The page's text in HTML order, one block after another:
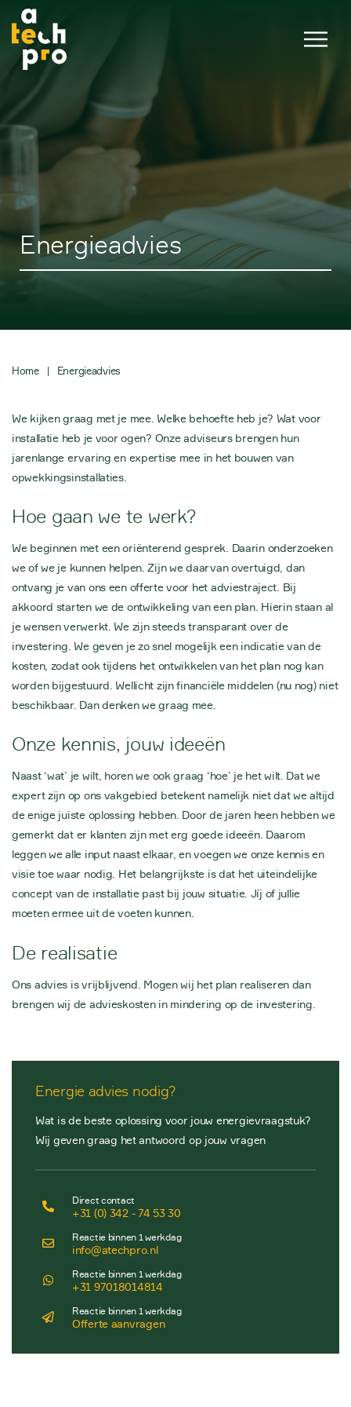
Energieadvies
Home | Energieadvies
We kijken graag met je mee. Welke behoefte heb je? Wat voor
installatie heb je voor ogen? Onze adviseurs brengen hun
jarenlange ervaring en expertise mee in het bouwen van
opwekkingsinstallaties.
Hoe gaan we te werk?
We beginnen met een oriënterend gesprek. Daarin onderzoeken
we of we je kunnen helpen. Zijn we daarvan overtuigd, dan
ontvang je van ons een offerte voor het adviestraject. Bij
akkoord starten we de ontwikkeling van een plan. Hierin staan al
je wensen verwerkt. We zijn steeds transparant over de
investering. We geven je zo snel mogelijk een indicatie van de
kosten, zodat ook tijdens het ontwikkelen van het plan nog kan
worden bijgestuurd. Wellicht zijn financiële middelen (nu nog) niet
beschikbaar. Dan denken we graag mee.
Onze kennis, jouw ideeën
Naast ‘wat’ je wilt, horen we ook graag ‘hoe’ je het wilt. Dat we
expert zijn op ons vakgebied betekent namelijk niet dat we altijd
de enige juiste oplossing hebben. Door de jaren heen hebben we
gemerkt dat er klanten zijn met erg goede ideeën. Daarom
leggen we alle input naast elkaar, en voegen we onze kennis en
visie toe waar nodig. Het belangrijkste is dat het uiteindelijke
concept van de installatie past bij jouw situatie. Jíj of jullie
moeten ermee uit de voeten kunnen.
De realisatie
Ons advies is vrijblijvend. Mogen wij het plan realiseren dan
brengen wij de advieskosten in mindering op de investering.
Energie advies nodig?
Wat is de beste oplossing voor jouw energievraagstuk?
Wij geven graag het antwoord op jouw vragen
Direct contact
+31 (0) 342 - 74 53 30
Reactie binnen 1 werkdag
info@atechpro.nl
Reactie binnen 1 werkdag
+31 97018014814
Reactie binnen 1 werkdag
Offerte aanvragen